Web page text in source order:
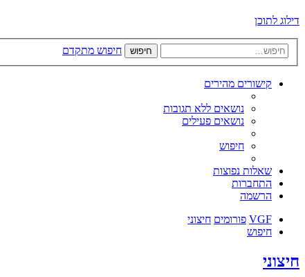
דילוג לתוכן
חיפוש חיפוש מתקדם
קישורים מהירים
נושאים ללא תגובות
נושאים פעילים
חיפוש
שאלות נפוצות
התחברות
הרשמה
VGF פורומים חיצוני
חיפוש
חיצוני